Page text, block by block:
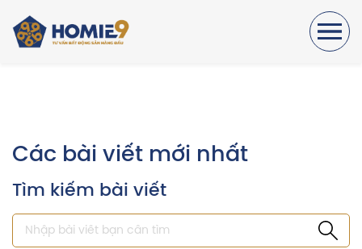
Các bài viết mới nhất
Tìm kiếm bài viết